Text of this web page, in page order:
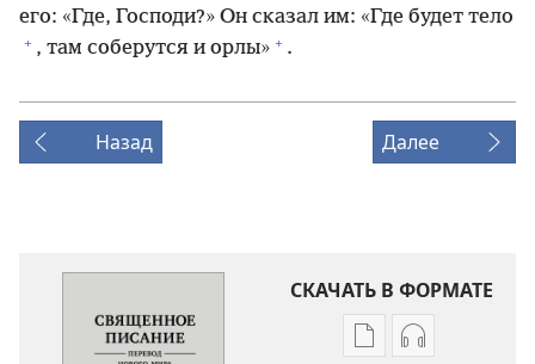
его: «Где, Господи?» Он сказал им: «Где будет тело
+ , там соберутся и орлы» + .
Назад Далее
СКАЧАТЬ В ФОРМАТЕ
ВариантыВарианты